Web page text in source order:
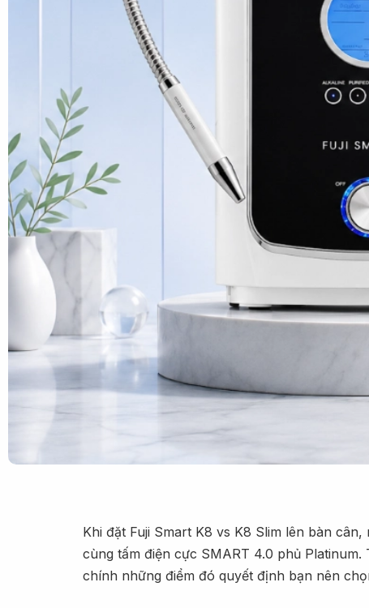
Khi đặt Fuji Smart K8 vs K8 Slim lên bàn
cùng tấm điện cực SMART 4.0 phủ
chính những điểm đó quyết định bạn nên